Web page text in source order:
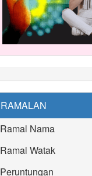
RAMALAN
Ramal Nama
Ramal Watak
Peruntungan